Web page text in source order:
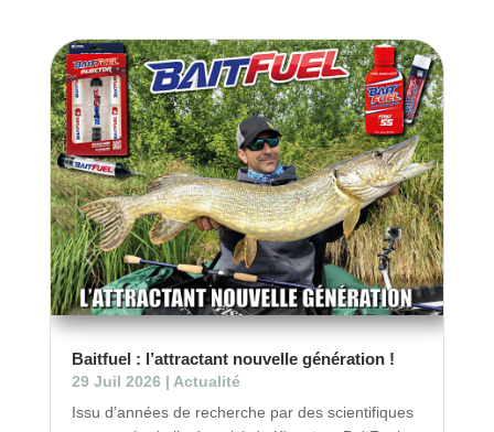
Baitfuel : l’attractant nouvelle génération !
29 Juil 2026 | Actualité
Issu d’années de recherche par des scientifiques